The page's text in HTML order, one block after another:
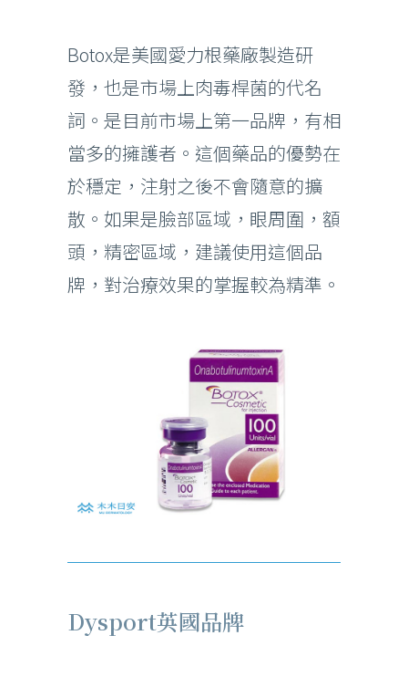
Botox是美國愛力根藥廠製造研
發，也是市場上肉毒桿菌的代名
詞。是目前市場上第一品牌，有相
當多的擁護者。這個藥品的優勢在
於穩定，注射之後不會隨意的擴
散。如果是臉部區域，眼周圍，額
頭，精密區域，建議使用這個品
牌，對治療效果的掌握較為精準。
Dysport英國品牌